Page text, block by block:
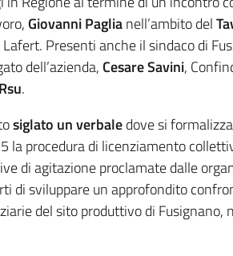
Giovanni Paglianell’ambito del
Presenti anche il sindaco di
dell’azienda, Cesare Savini,
Rsu.
siglato un verbaledove si
la procedura di licenziamento
di agitazione proclamate dalle
di sviluppare un approfondito
del sito produttivo di Fusignano,